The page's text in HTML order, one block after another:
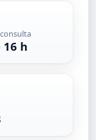
16 h